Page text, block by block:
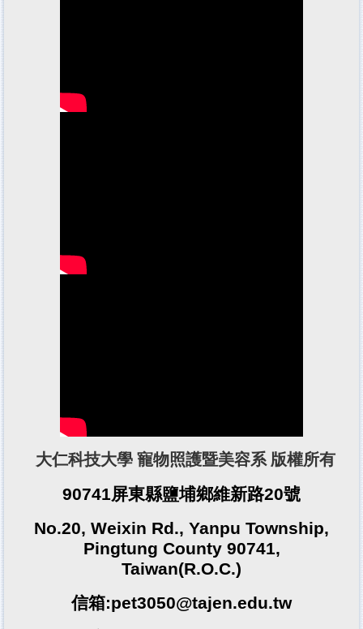
大仁科技大學 寵物照護暨美容系 版權所有
90741屏東縣鹽埔鄉維新路20號
No.20, Weixin Rd., Yanpu Township,
Pingtung County 90741,
Taiwan(R.O.C.)
信箱:pet3050@tajen.edu.tw